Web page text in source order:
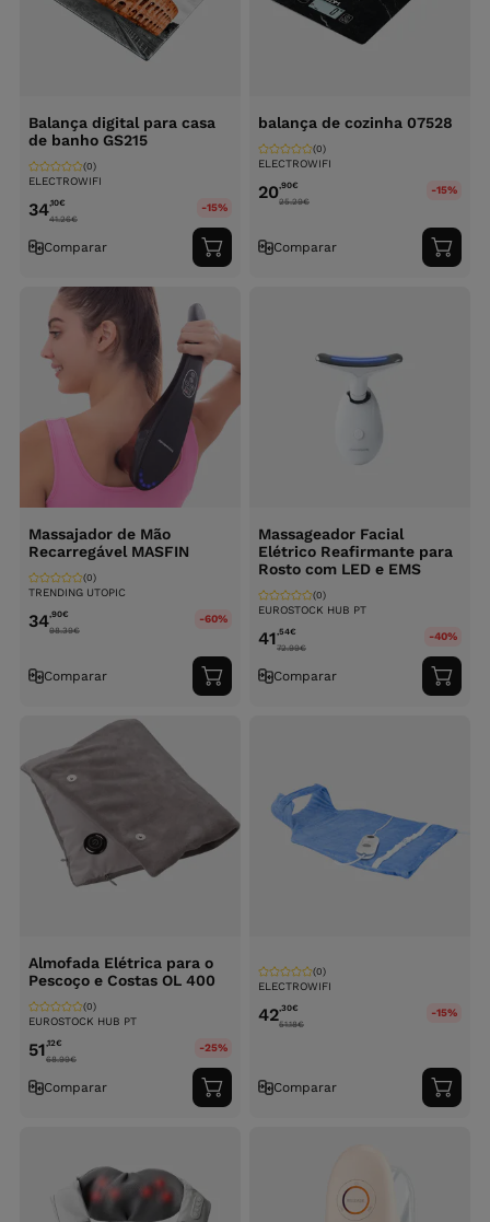
Balança digital para casa
de banho GS215
ELECTROWIFI
(0)
34,10€
41.26€
-15%
Comparar
Adicionar
ao
balança de cozinha 07528
ELECTROWIFI
(0)
20,90€
25.29€
-15%
Comparar
ao
Massajador de Mão
Recarregável MASFIN
TRENDING UTOPIC
(0)
34,90€
98.39€
-60%
Comparar
Adicionar
ao
Massageador Facial
Elétrico Reafirmante para
Rosto com LED e EMS
EUROSTOCK HUB PT
(0)
41,54€
72.99€
-40%
Comparar
ao
Almofada Elétrica para o
Pescoço e Costas OL 400
EUROSTOCK HUB PT
(0)
51,12€
68.99€
-25%
Comparar
Adicionar
ao
ELECTROWIFI
(0)
42,30€
51.18€
-15%
Comparar
ao